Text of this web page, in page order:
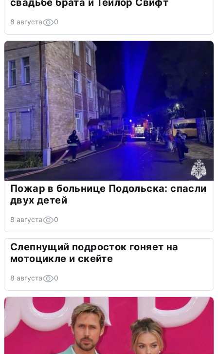
свадьбе брата и Тейлор Свифт
8 августа 0
Пожар в больнице Подольска: спасли
двух детей
8 августа 0
Слепнущий подросток гоняет на
мотоцикле и скейте
8 августа 0